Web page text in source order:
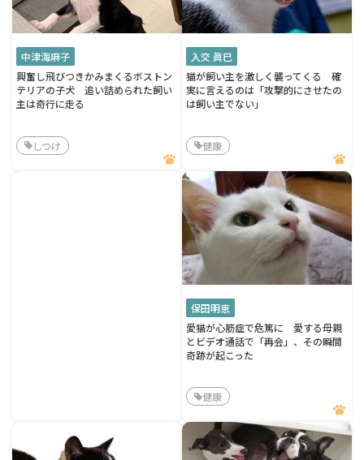
中津海麻子
興奮し飛びつきかみまくるボストン
テリアの子犬 追い詰められた飼い
主は奇行に走る
しつけ
入交 眞巳
猫が飼い主を激しく襲ってくる 確
実に言えるのは「攻撃的にさせたの
は飼い主でない」
健康
保田明恵
愛猫が心筋症で危篤に 愛する母親
とビデオ通話で「再会」、その瞬間
奇跡が起こった
健康